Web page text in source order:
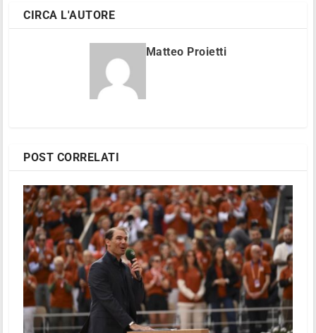
CIRCA L'AUTORE
Matteo Proietti
POST CORRELATI